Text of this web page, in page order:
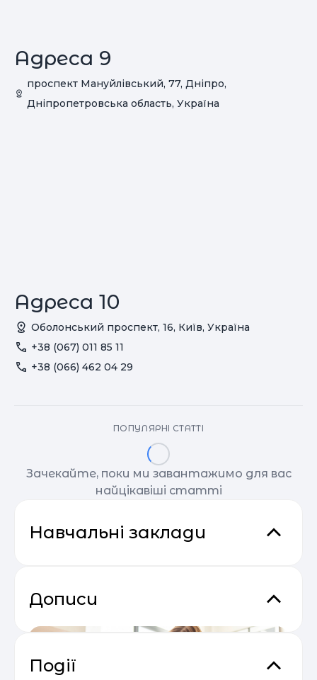
Адреса 9
проспект Мануйлівський, 77, Дніпро,
Дніпропетровська область, Україна
Адреса 10
Оболонський проспект, 16, Київ, Україна
+38 (067) 011 85 11
+38 (066) 462 04 29
ПОПУЛЯРНІ СТАТТІ
Зачекайте, поки ми завантажимо для вас
найцікавіші статті
Навчальні заклади
Дописи
Події